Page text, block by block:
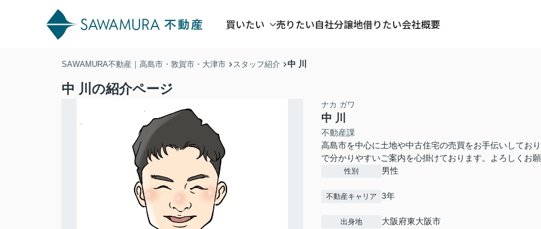
買いたい 売りたい自社分譲地借りたい会社概要
SAWAMURA不動産｜高島市・敦賀市・大津市 スタッフ紹介 中 川
中 川の紹介ページ
ナカ ガワ
中 川
不動産課
高島市を中心に土地や中古住宅の売買をお手伝いしてお
で分かりやすいご案内を心掛けております。よろしくお
性別 男性
不動産キャリア 3年
出身地 大阪府東大阪市